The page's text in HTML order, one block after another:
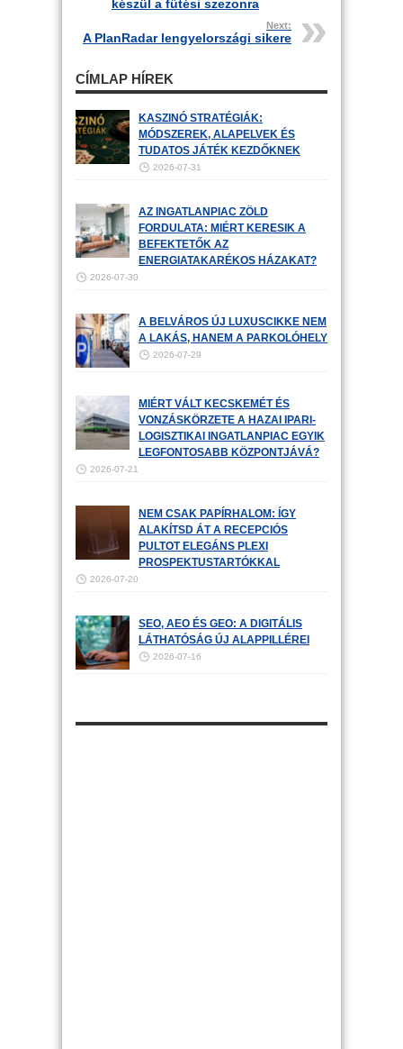
készül a fűtési szezonra
Next:
A PlanRadar lengyelországi sikere
CÍMLAP HÍREK
KASZINÓ STRATÉGIÁK:
MÓDSZEREK, ALAPELVEK ÉS
TUDATOS JÁTÉK KEZDŐKNEK
2026-07-31
AZ INGATLANPIAC ZÖLD
FORDULATA: MIÉRT KERESIK A
BEFEKTETŐK AZ
ENERGIATAKARÉKOS HÁZAKAT?
2026-07-30
A BELVÁROS ÚJ LUXUSCIKKE NEM
A LAKÁS, HANEM A PARKOLÓHELY
2026-07-29
MIÉRT VÁLT KECSKEMÉT ÉS
VONZÁSKÖRZETE A HAZAI IPARI-
LOGISZTIKAI INGATLANPIAC EGYIK
LEGFONTOSABB KÖZPONTJÁVÁ?
2026-07-21
NEM CSAK PAPÍRHALOM: ÍGY
ALAKÍTSD ÁT A RECEPCIÓS
PULTOT ELEGÁNS PLEXI
PROSPEKTUSTARTÓKKAL
2026-07-20
SEO, AEO ÉS GEO: A DIGITÁLIS
LÁTHATÓSÁG ÚJ ALAPPILLÉREI
2026-07-16